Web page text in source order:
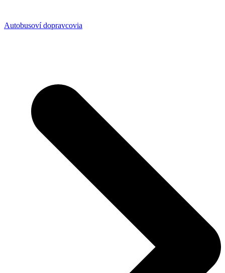
Autobusoví dopravcovia